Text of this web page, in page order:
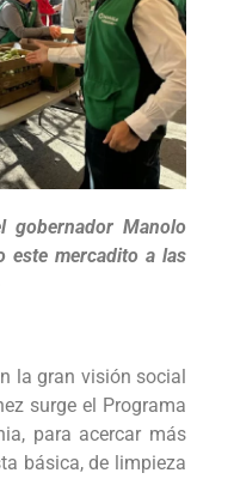
gobernador Manolo
este mercadito a las
la gran visión social
surge el Programa
para acercar más
básica, de limpieza